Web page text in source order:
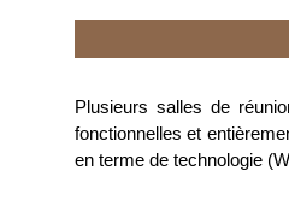
Plusieurs salles de
fonctionnelles et
en terme de technologie